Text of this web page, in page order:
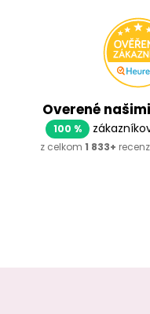
Overené
100 %
z celkom 1 833+